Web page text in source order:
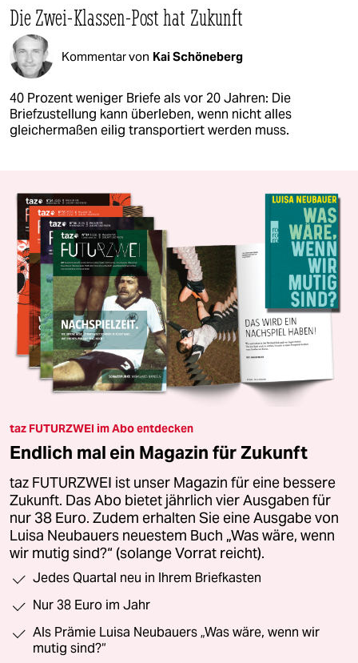
Die Zwei-Klassen-Post hat Zukunft
Kommentar von Kai Schöneberg
40 Prozent weniger Briefe als vor 20 Jahren: Die
Briefzustellung kann überleben, wenn nicht alles
gleichermaßen eilig transportiert werden muss.
taz FUTURZWEI im Abo entdecken
Endlich mal ein Magazin für Zukunft
taz FUTURZWEI ist unser Magazin für eine bessere
Zukunft. Das Abo bietet jährlich vier Ausgaben für
nur 38 Euro. Zudem erhalten Sie eine Ausgabe von
Luisa Neubauers neuestem Buch „Was wäre, wenn
wir mutig sind?“ (solange Vorrat reicht).
Jedes Quartal neu in Ihrem Briefkasten
Nur 38 Euro im Jahr
Als Prämie Luisa Neubauers „Was wäre, wenn wir
mutig sind?“